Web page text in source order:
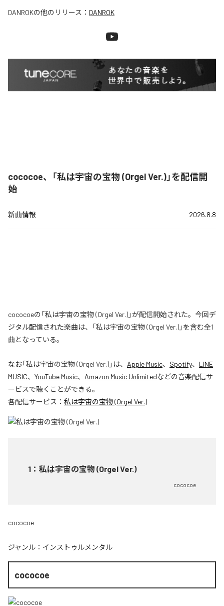
DANROKの他のリリース： DANROK
cococoe、「私は宇宙の宝物 (Orgel Ver.)」を配信開
始
新曲情報 2026.8.8
cococoeの「私は宇宙の宝物 (Orgel Ver.)」が配信開始された。今回デ
ジタル配信された楽曲は、「私は宇宙の宝物 (Orgel Ver.)」を含む全1
曲となっている。
なお「私は宇宙の宝物 (Orgel Ver.)」は、 Apple Music、 Spotify、 LINE
MUSIC、 YouTube Music、 Amazon Music Unlimitedなどの音楽配信サ
ービスで聴くことができる。
各配信サービス： 私は宇宙の宝物 (Orgel Ver.)
1 ： 私は宇宙の宝物 (Orgel Ver.)
cococoe
cococoe
ジャンル： インストゥルメンタル
cococoe